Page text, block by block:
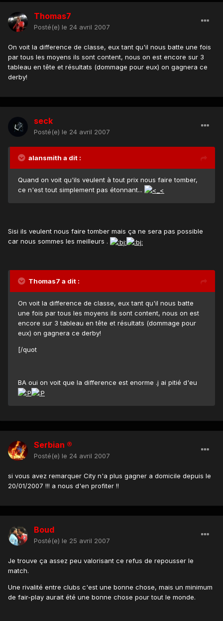
Thomas7
Posté(e) le 24 avril 2007
On voit la difference de classe, eux tant qu'il nous batte une fois
par tous les moyens ils sont content, nous on est encore sur 3
tableau en tête et résultats (dommage pour eux) on gagnera ce
derby!
seck
Posté(e) le 24 avril 2007
alansmith a dit :
Quand on voit qu'ils veulent à tout prix nous faire tomber,
ce n'est tout simplement pas étonnant...
Sisi ils veulent nous faire tomber mais ça ne sera pas possible
car nous sommes les meilleurs .
Thomas7 a dit :
On voit la difference de classe, eux tant qu'il nous batte
une fois par tous les moyens ils sont content, nous on est
encore sur 3 tableau en tête et résultats (dommage pour
eux) on gagnera ce derby!
[/quot
BA oui on voit que la difference est enorme .j ai pitié d'eu
Serbian ®
Posté(e) le 24 avril 2007
si vous avez remarquer City n'a plus gagner a domicile depuis le
20/01/2007 !!! a nous d'en profiter !!
Boud
Posté(e) le 25 avril 2007
Je trouve ça assez peu valorisant ce refus de repousser le
match.
Une rivalité entre clubs c'est une bonne chose, mais un minimum
de fair-play aurait été une bonne chose pour tout le monde.